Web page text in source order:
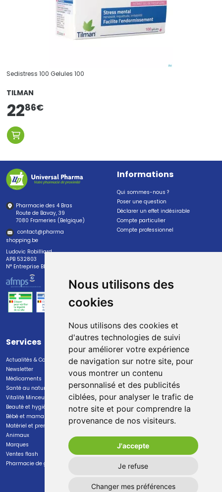
Nous utilisons des
cookies
Nous utilisons des cookies et
d'autres technologies de suivi
pour améliorer votre expérience
de navigation sur notre site, pour
vous montrer un contenu
personnalisé et des publicités
ciblées, pour analyser le trafic de
notre site et pour comprendre la
provenance de nos visiteurs.
J'accepte
Je refuse
Changer mes préférences
Sedistress 100 Gelules 100
TILMAN
2286€
Pharmacie des 4 Bras
Route de Bavay, 39
7080 Frameries (Belgique)
contact@pharma
shopping.be
Ludovic Robilliard
APB 532803
N° Entreprise BE0447.382.113
Informations
Qui sommes-nous ?
Poser une question
Déclarer un effet indésirable
Compte particulier
Compte professionnel
Services
Actualités & Conseils
Newsletter
Médicaments
Santé au naturel
Vitalité Minceur Nutrition
Beauté et hygiène
Bébé et maman
Matériel et premiers soins
Animaux
Marques
Ventes flash
Pharmacie de garde
Paiement
Paiement sécurisé
Livraison
Livraison dans un Point Relais